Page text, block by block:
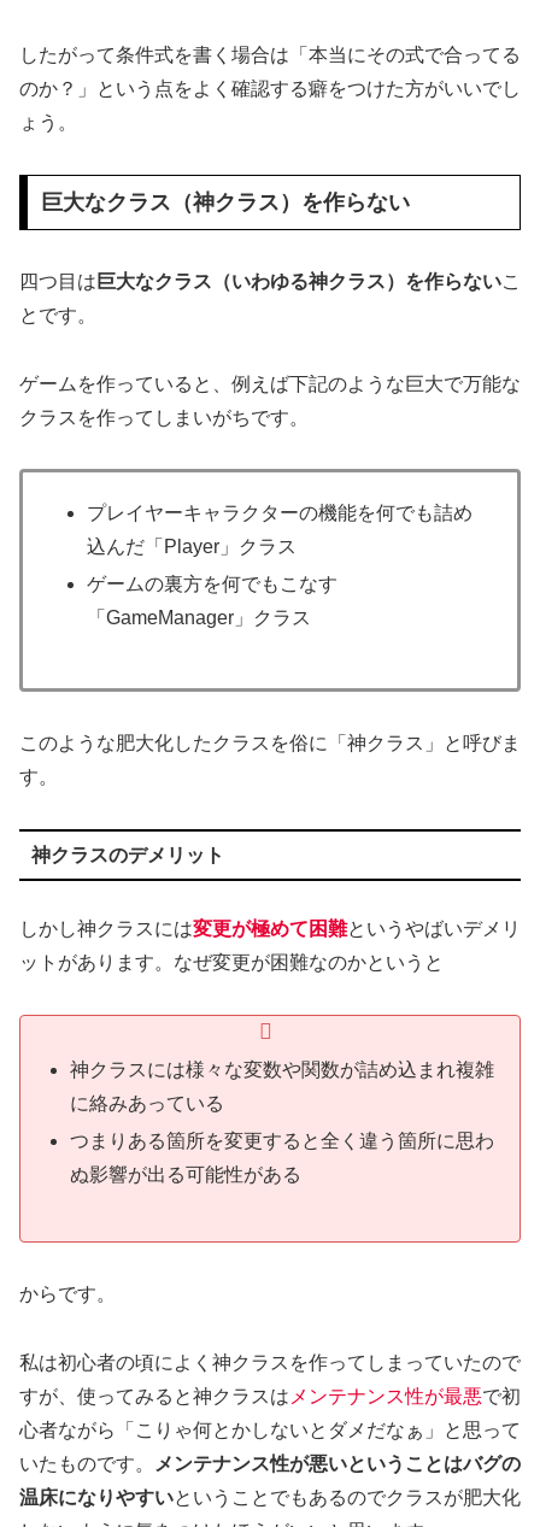
したがって条件式を書く場合は「本当にその式で合ってる
のか？」という点をよく確認する癖をつけた方がいいでし
ょう。
巨大なクラス（神クラス）を作らない
四つ目は 巨大なクラス（いわゆる神クラス）を作らないこ
とです。
ゲームを作っていると、例えば下記のような巨大で万能な
クラスを作ってしまいがちです。
プレイヤーキャラクターの機能を何でも詰め
込んだ「Player」クラス
ゲームの裏方を何でもこなす
「GameManager」クラス
このような肥大化したクラスを俗に「神クラス」と呼びま
す。
神クラスのデメリット
しかし神クラスには変更が極めて困難というやばいデメリ
ットがあります。なぜ変更が困難なのかというと
神クラスには様々な変数や関数が詰め込まれ複雑
に絡みあっている
つまりある箇所を変更すると全く違う箇所に思わ
ぬ影響が出る可能性がある
からです。
私は初心者の頃によく神クラスを作ってしまっていたので
すが、使ってみると神クラスは メンテナンス性が最悪で初
心者ながら「こりゃ何とかしないとダメだなぁ」と思って
いたものです。
メンテナンス性が悪いということはバグの
温床になりやすいということでもあるのでクラスが肥大化